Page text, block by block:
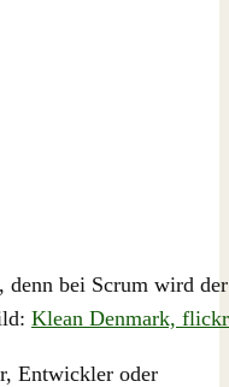
denn bei Scrum wird
Klean Denmark,
Entwickler oder